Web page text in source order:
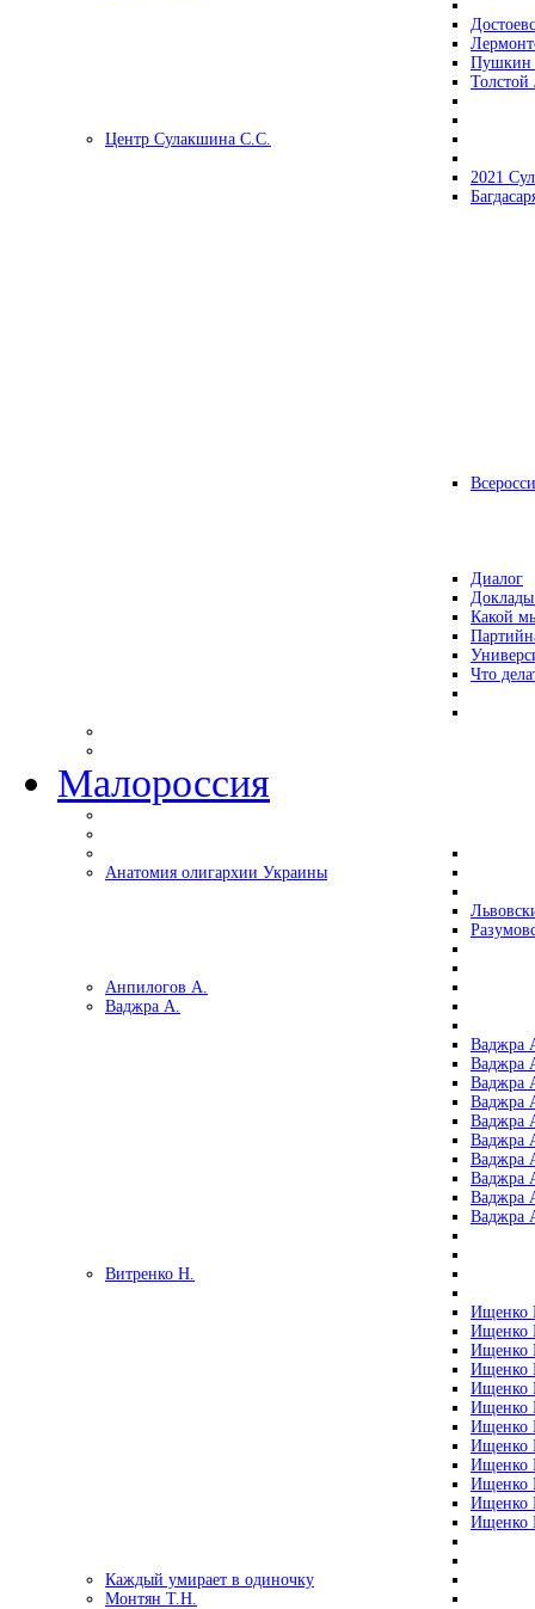
Центр Сулакшина С.С.
2021
Диалог
Какой
Что
Малороссия
Анатомия олигархии Украины
Анпилогов А.
Ваджра А.
Ваджра
Ваджра
Ваджра
Ваджра
Ваджра
Ваджра
Ваджра
Ваджра
Ваджра
Ваджра
Витренко Н.
Ищенко
Ищенко
Ищенко
Ищенко
Ищенко
Ищенко
Ищенко
Ищенко
Ищенко
Ищенко
Ищенко
Ищенко
Каждый умирает в одиночку
Монтян Т.Н.